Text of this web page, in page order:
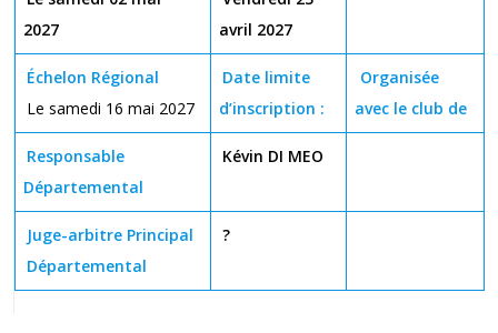
2027
avril 2027
Échelon Régional
Le samedi 16 mai 2027
Date limite
d’inscription :
Organisée
avec le club de
Responsable
Départemental
Kévin DI MEO
Juge-arbitre Principal
Départemental
?